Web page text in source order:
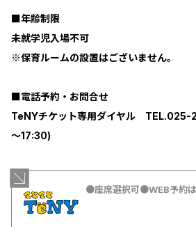
■年齢制限
未就学児入場不可
※保育ルームの設置はございません。
■電話予約・お問合せ
TeNYチケット専用ダイヤル
～17:30)
●座席選択可●WEB予約